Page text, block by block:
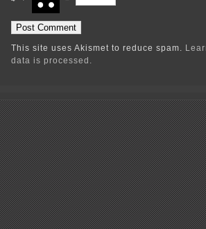
This site uses Akismet to reduce spam.
data is processed.